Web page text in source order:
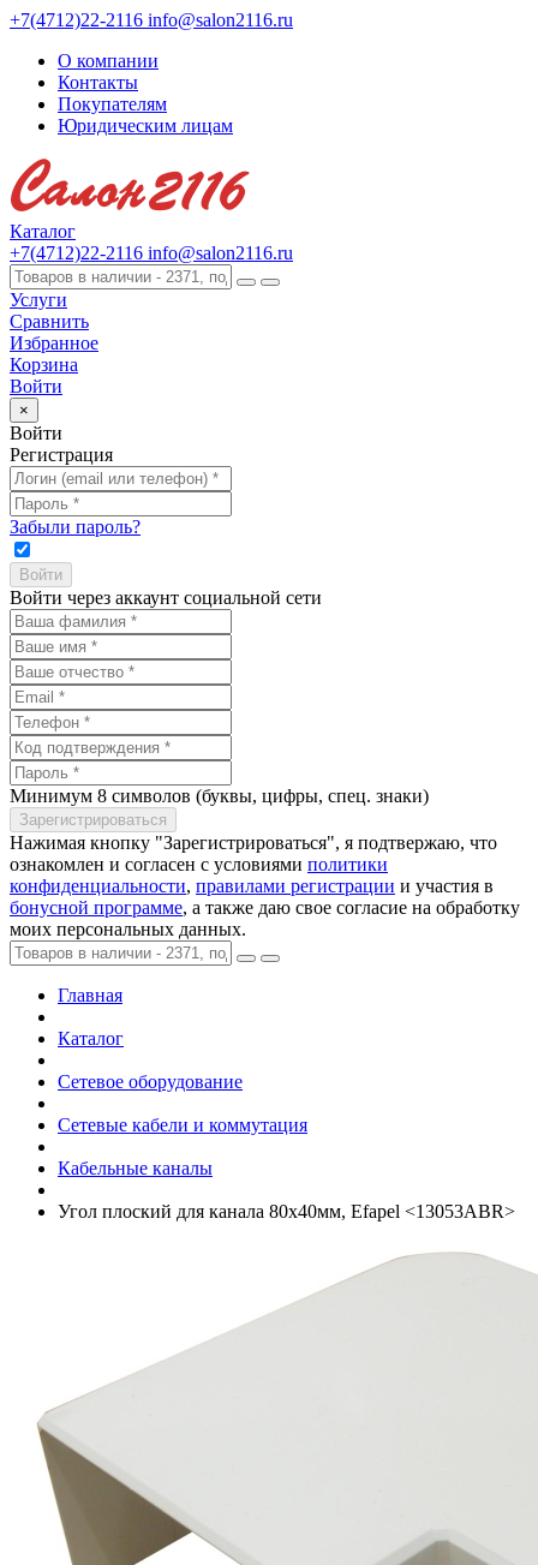
+7(4712)22-2116 info@salon2116.ru
О компании
Контакты
Покупателям
Юридическим лицам
Каталог
+7(4712)22-2116 info@salon2116.ru
Услуги
Сравнить
Избранное
Корзина
Войти
×
Войти
Регистрация
Забыли пароль?
Войти через аккаунт социальной сети
Минимум 8 символов (буквы, цифры, спец. знаки)
Нажимая кнопку "Зарегистрироваться", я подтвержаю, что
ознакомлен и согласен с условиями политики
конфиденциальности, правилами регистрации и участия в
бонусной программе, а также даю свое согласие на обработку
моих персональных данных.
Главная
Каталог
Сетевое оборудование
Сетевые кабели и коммутация
Кабельные каналы
Угол плоский для канала 80х40мм, Efapel <13053ABR>